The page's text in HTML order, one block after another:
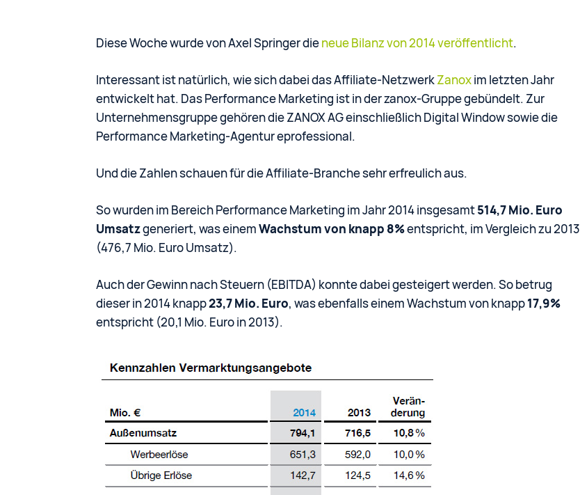
Diese Woche wurde von Axel Springer dieneue Bilanz von 2014 veröffentlicht.
Interessant ist natürlich, wie sich dabei das Affiliate-NetzwerkZanoxim letzten Jahr
entwickelt hat. Das Performance Marketing ist in der zanox-Gruppe gebündelt. Zur
Unternehmensgruppe gehören die ZANOX AG einschließlich Digital Window sowie die
Performance Marketing-Agentur eprofessional.
Und die Zahlen schauen für die Affiliate-Branche sehr erfreulich aus.
So wurden im Bereich Performance Marketing im Jahr 2014 insgesamt514,7 Mio. Euro
Umsatzgeneriert, was einemWachstum von knapp 8%entspricht, im Vergleich zu 2013
(476,7 Mio. Euro Umsatz).
Auch der Gewinn nach Steuern (EBITDA) konnte dabei gesteigert werden. So betrug
dieser in 2014 knapp23,7 Mio. Euro, was ebenfalls einem Wachstum von knapp17,9%
entspricht (20,1 Mio. Euro in 2013).